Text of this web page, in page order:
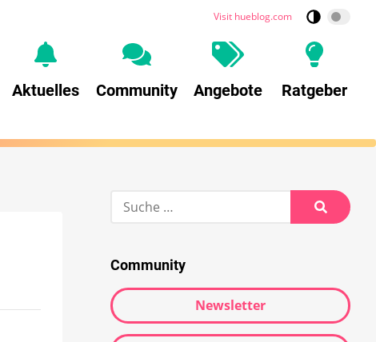
Visit hueblog.com
Aktuelles Community Angebote Ratgeber
Community
Newsletter